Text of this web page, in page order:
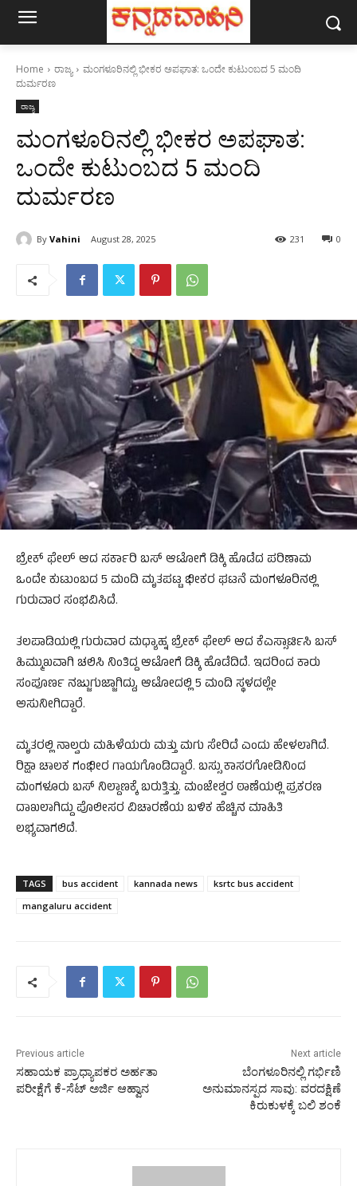
Home ರಾಜ್ಯ
ಮಂಗಳೂರಿನಲ್ಲಿ ಭೀಕರ ಅಪಘಾತ: ಒಂದೇ ಕುಟುಂಬದ 5 ಮಂದಿ
ದುರ್ಮರಣ
ರಾಜ್ಯ
ಮಂಗಳೂರಿನಲ್ಲಿ ಭೀಕರ ಅಪಘಾತ:
ಒಂದೇ ಕುಟುಂಬದ 5 ಮಂದಿ
ದುರ್ಮರಣ
By Vahini August 28, 2025 0
231
ಬ್ರೇಕ್‌ ಫೇಲ್‌ ಆದ ಸರ್ಕಾರಿ ಬಸ್‌ ಆಟೋಗೆ ಡಿಕ್ಕಿ ಹೊಡೆದ ಪರಿಣಾಮ
ಒಂದೇ ಕುಟುಂಬದ 5 ಮಂದಿ ಮೃತಪಟ್ಟ ಭೀಕರ ಘಟನೆ ಮಂಗಳೂರಿನಲ್ಲಿ
ಗುರುವಾರ ಸಂಭವಿಸಿದೆ.
ತಲಪಾಡಿಯಲ್ಲಿ ಗುರುವಾರ ಮಧ್ಯಾಹ್ನ ಬ್ರೇಕ್‌ ಫೇಲ್‌ ಆದ ಕೆಎಸ್ಸಾರ್ಟಿಸಿ ಬಸ್‌
ಹಿಮ್ಮುಖವಾಗಿ ಚಲಿಸಿ ನಿಂತಿದ್ದ ಆಟೋಗೆ ಡಿಕ್ಕಿ ಹೊಡೆದಿದೆ. ಇದರಿಂದ ಕಾರು
ಸಂಪೂರ್ಣ ನಜ್ಜುಗುಜ್ಜಾಗಿದ್ದು, ಆಟೋದಲ್ಲಿ 5 ಮಂದಿ ಸ್ಥಳದಲ್ಲೇ
ಅಸುನೀಗಿದ್ದಾರೆ.
ಮೃತರಲ್ಲಿ ನಾಲ್ವರು ಮಹಿಳೆಯರು ಮತ್ತು ಮಗು ಸೇರಿದೆ ಎಂದು ಹೇಳಲಾಗಿದೆ.
ರಿಕ್ಷಾ ಚಾಲಕ ಗಂಭೀರ ಗಾಯಗೊಂಡಿದ್ದಾರೆ. ಬಸ್ಸು ಕಾಸರಗೋಡಿನಿಂದ
ಮಂಗಳೂರು ಬಸ್ ನಿಲ್ದಾಣಕ್ಕೆ ಬರುತ್ತಿತ್ತು. ಮಂಜೇಶ್ವರ ಠಾಣೆಯಲ್ಲಿ ಪ್ರಕರಣ
ದಾಖಲಾಗಿದ್ದು ಪೊಲೀಸರ ವಿಚಾರಣೆಯ ಬಳಿಕ ಹೆಚ್ಚಿನ ಮಾಹಿತಿ
ಲಭ್ಯವಾಗಲಿದೆ.
TAGS bus accident kannada news
ksrtc bus accident
mangaluru accident
Previous article
ಸಹಾಯಕ ಪ್ರಾಧ್ಯಾಪಕರ ಅರ್ಹತಾ
ಪರೀಕ್ಷೆಗೆ ಕೆ-ಸೆಟ್‌ ಅರ್ಜಿ ಆಹ್ವಾನ
Next article
ಬೆಂಗಳೂರಿನಲ್ಲಿ ಗರ್ಭಿಣಿ
ಅನುಮಾನಸ್ಪದ ಸಾವು: ವರದಕ್ಷಿಣೆ
ಕಿರುಕುಳಕ್ಕೆ ಬಲಿ ಶಂಕೆ